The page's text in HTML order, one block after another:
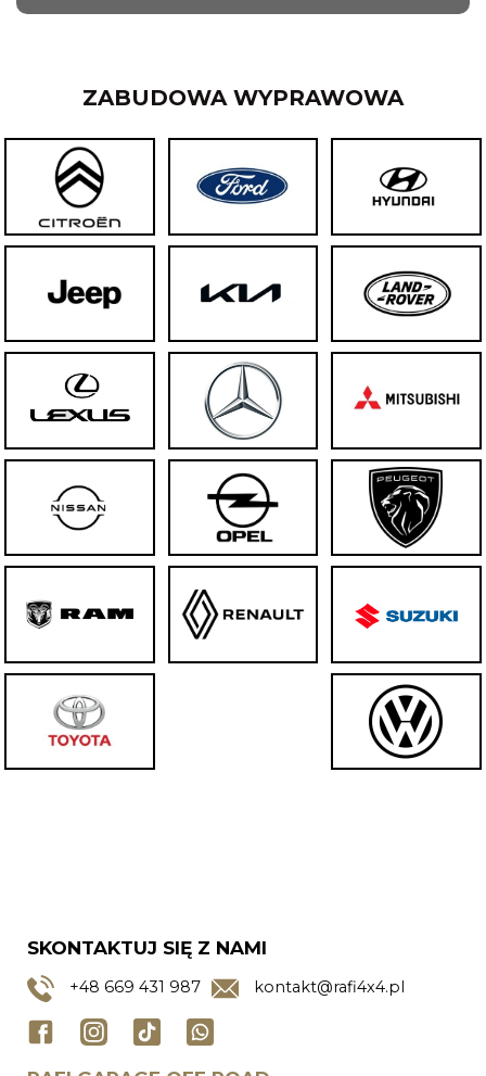
ZABUDOWA WYPRAWOWA
SKONTAKTUJ SIĘ Z NAMI
+48 669 431 987 kontakt@rafi4x4.pl